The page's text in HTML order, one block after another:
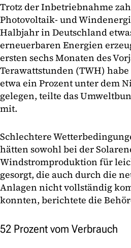
Trotz der Inbetriebnahme
Photovoltaik- und
Halbjahr in Deutschland
erneuerbaren Energien
ersten sechs Monaten des
Terawattstunden (TWH)
etwa ein Prozent unter dem
gelegen, teilte das
mit.
Schlechtere
hätten sowohl bei der
Windstromproduktion für
gesorgt, die auch durch die
Anlagen nicht vollständig
konnten, berichtete die
52 Prozent vom Verbrauch